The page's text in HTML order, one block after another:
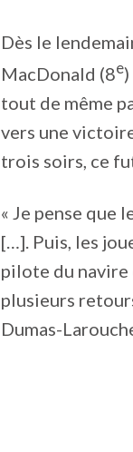
Dès le
MacDonald (8e
tout de même
vers une
trois soirs, ce
« Je pense que
[…]. Puis, les
pilote du navire
plusieurs
Dumas-